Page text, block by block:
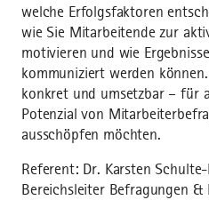
welche Erfolgsfaktoren
wie Sie Mitarbeitende zur
motivieren und wie
kommuniziert werden
konkret und umsetzbar – für
Potenzial von
ausschöpfen möchten.
Referent: Dr. Karsten Schulte-
Bereichsleiter Befragungen &